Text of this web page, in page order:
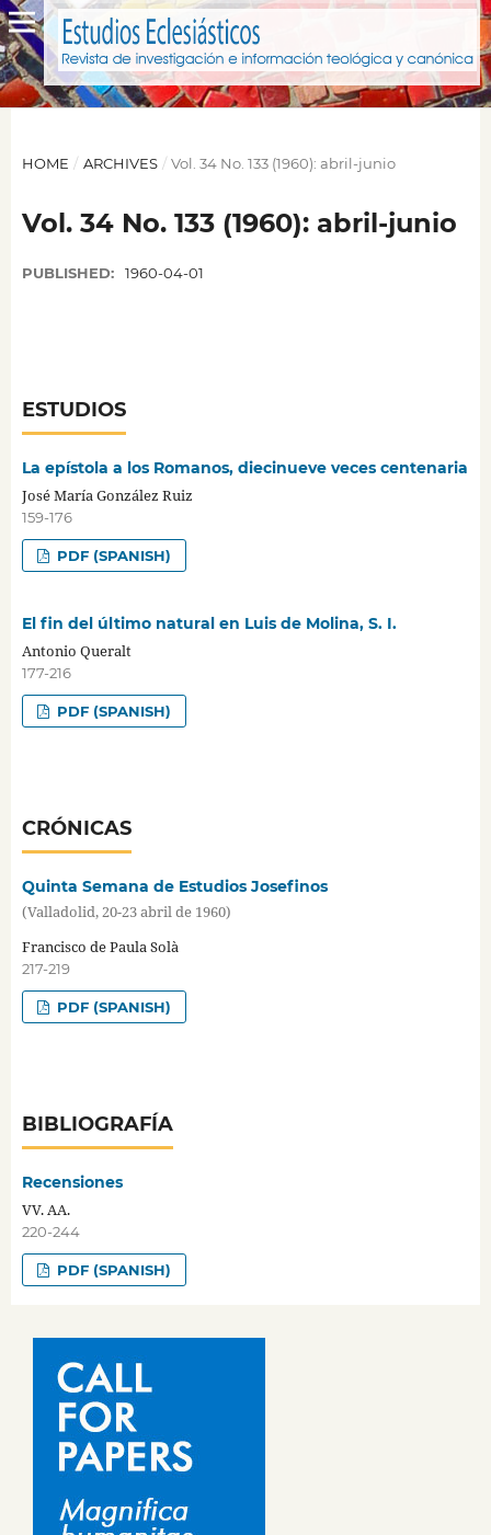
HOME / ARCHIVES / Vol. 34 No. 133 (1960): abril-junio
Vol. 34 No. 133 (1960): abril-junio
PUBLISHED: 1960-04-01
ESTUDIOS
La epístola a los Romanos, diecinueve veces centenaria
José María González Ruiz
159-176
PDF (SPANISH)
El fin del último natural en Luis de Molina, S. I.
Antonio Queralt
177-216
PDF (SPANISH)
CRÓNICAS
Quinta Semana de Estudios Josefinos
(Valladolid, 20-23 abril de 1960)
Francisco de Paula Solà
217-219
PDF (SPANISH)
BIBLIOGRAFÍA
Recensiones
VV. AA.
220-244
PDF (SPANISH)